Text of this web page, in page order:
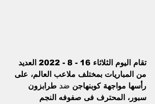
تقام اليوم الثلاثاء 16 - 8 - 2022 العديد
من المباريات بمختلف ملاعب العالم، على
رأسها مواجهة كوبنهاجن ضد طرابزون
سبور، المحترف فى صفوفه النجم